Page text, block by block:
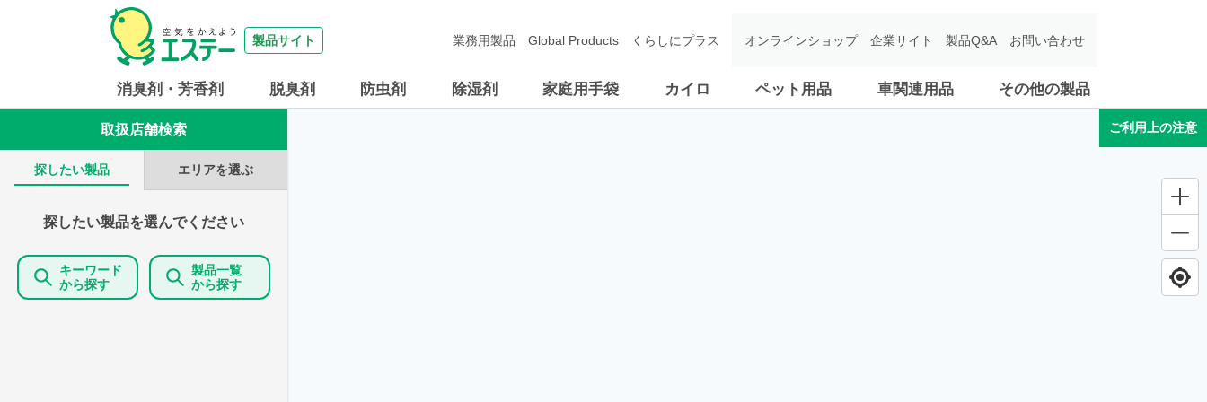
製品サイト
消臭剤・芳香剤 脱臭剤 防虫剤 除湿剤 家庭用手袋 カイロ ペット用品 車関連用品 その他の製品
業務用製品 Global Products くらしにプラス オンラインショップ 企業サイト 製品Q&A お問い合わせ
取扱店舗検索 ご利用上の注意
探したい製品 エリアを選ぶ
探したい製品を選んでください
キーワード
から探す
製品一覧
から探す